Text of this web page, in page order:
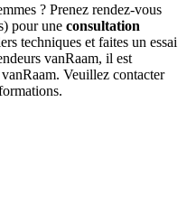
? Prenez rendez-vous
pour une consultation
techniques et faites un essai
vanRaam, il est
Veuillez contacter